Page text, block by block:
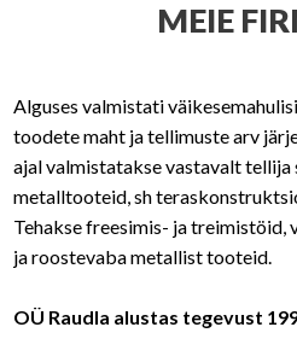
MEIE
Alguses valmistati
toodete maht ja tellimuste arv
ajal valmistatakse vastavalt tellija
metalltooteid, sh
Tehakse freesimis- ja treimistöid,
ja roostevaba metallist tooteid.
OÜ Raudla alustas tegevust